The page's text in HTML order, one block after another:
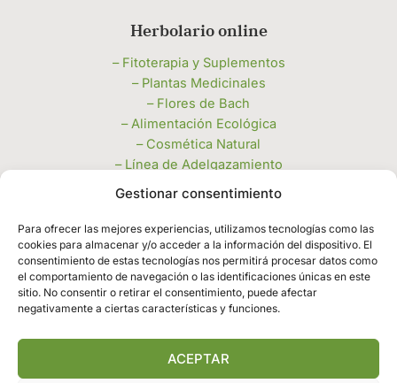
Gestionar consentimiento
Para ofrecer las mejores experiencias, utilizamos tecnologías como las
cookies para almacenar y/o acceder a la información del dispositivo. El
consentimiento de estas tecnologías nos permitirá procesar datos como
el comportamiento de navegación o las identificaciones únicas en este
sitio. No consentir o retirar el consentimiento, puede afectar
negativamente a ciertas características y funciones.
ACEPTAR
Herbolario online
– Fitoterapia y Suplementos
– Plantas Medicinales
– Flores de Bach
– Alimentación Ecológica
– Cosmética Natural
– Línea de Adelgazamiento
– Miel, Polen y Jaleas
– Piedras Naturales y Complementos
– Productos de limpieza a granel
Legales
– Política de privacidad
– Términos y condiciones